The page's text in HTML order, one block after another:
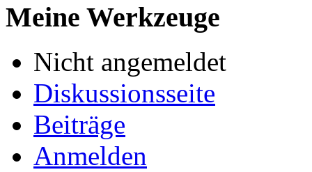
Meine Werkzeuge
Nicht angemeldet
Diskussionsseite
Beiträge
Anmelden